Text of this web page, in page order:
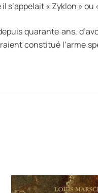
« Zyklon » ou
quarante ans,
constitué l’arme